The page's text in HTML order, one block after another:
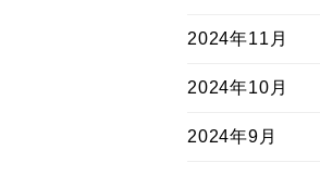
2024年11月
2024年10月
2024年9月